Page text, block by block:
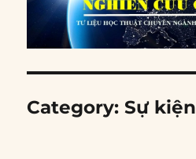
Category:Sự kiện